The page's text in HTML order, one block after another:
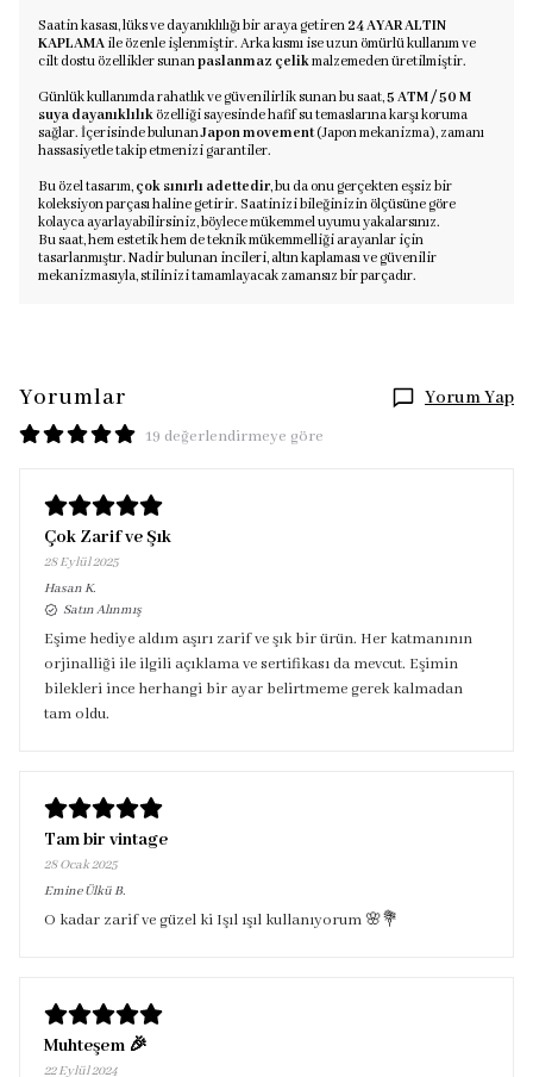
Saatin kasası, lüks ve dayanıklılığı bir araya getiren 24 AYAR ALTIN
KAPLAMA ile özenle işlenmiştir. Arka kısmı ise uzun ömürlü kullanım ve
cilt dostu özellikler sunanpaslanmaz çelikmalzemeden üretilmiştir.
Günlük kullanımda rahatlık ve güvenilirlik sunan bu saat,5 ATM / 50 M
suya dayanıklılık özelliği sayesinde hafif su temaslarına karşı koruma
sağlar. İçerisinde bulunanJapon movement(Japon mekanizma), zamanı
hassasiyetle takip etmenizi garantiler.
Bu özel tasarım, çok sınırlı adettedir, bu da onu gerçekten eşsiz bir
koleksiyon parçası haline getirir. Saatinizi bileğinizin ölçüsüne göre
kolayca ayarlayabilirsiniz, böylece mükemmel uyumu yakalarsınız.
Bu saat, hem estetik hem de teknik mükemmelliği arayanlar için
tasarlanmıştır. Nadir bulunan incileri, altın kaplaması ve güvenilir
mekanizmasıyla, stilinizi tamamlayacak zamansız bir parçadır.
Yorumlar Yorum Yap
19 değerlendirmeye göre
Çok Zarif ve Şık
28 Eylül 2025
HasanK.
Satın Alınmış
Eşime hediye aldım aşırı zarif ve şık bir ürün. Her katmanının
orjinalliği ile ilgili açıklama ve sertifikası da mevcut. Eşimin
bilekleri ince herhangi bir ayar belirtmeme gerek kalmadan
tam oldu.
Tam bir vintage
28 Ocak 2025
Emine ÜlküB.
O kadar zarif ve güzel ki Işıl ışıl kullanıyorum 🌸💐
Muhteşem 🎉
22 Eylül 2024